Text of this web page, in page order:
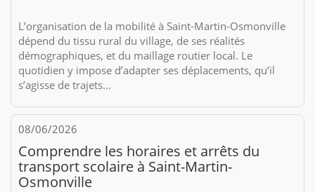
L’organisation de la mobilité à Saint-Martin-Osmonville
dépend du tissu rural du village, de ses réalités
démographiques, et du maillage routier local. Le
quotidien y impose d’adapter ses déplacements, qu’il
s’agisse de trajets...
08/06/2026
Comprendre les horaires et arrêts du
transport scolaire à Saint-Martin-
Osmonville